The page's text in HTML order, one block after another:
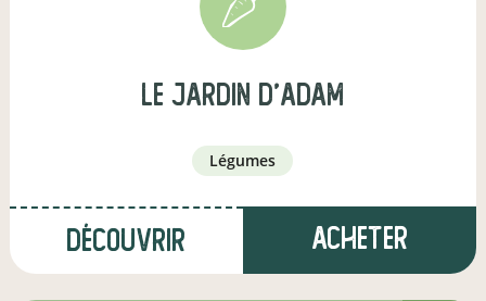
Le jardin d'Adam
légumes
Découvrir Acheter